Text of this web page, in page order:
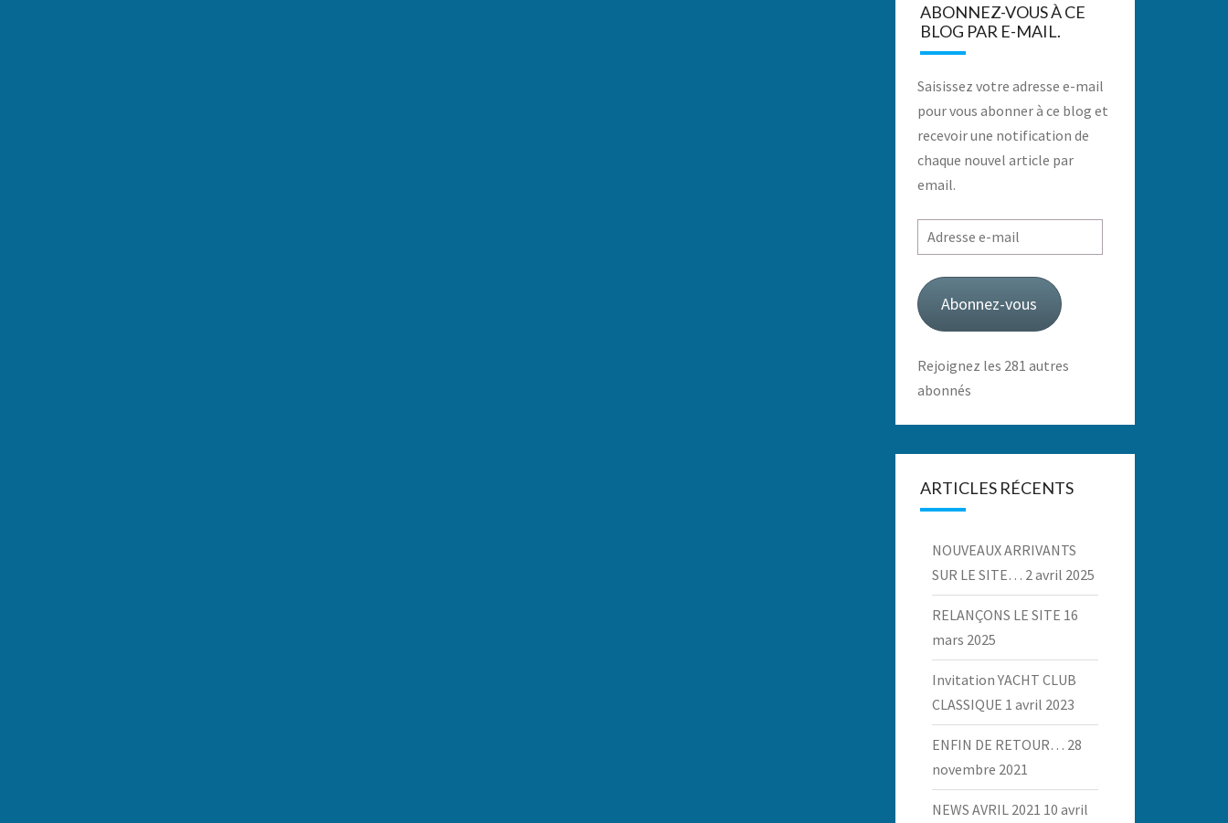
ABONNEZ-VOUS À CE
BLOG PAR E-MAIL.
Saisissez votre adresse e-mail
pour vous abonner à ce blog et
recevoir une notification de
chaque nouvel article par
email.
Adresse
e-
mail
Abonnez-vous
Rejoignez les 281 autres
abonnés
ARTICLES RÉCENTS
NOUVEAUX ARRIVANTS
SUR LE SITE… 2 avril 2025
RELANÇONS LE SITE 16
mars 2025
Invitation YACHT CLUB
CLASSIQUE 1 avril 2023
ENFIN DE RETOUR… 28
novembre 2021
NEWS AVRIL 2021 10 avril